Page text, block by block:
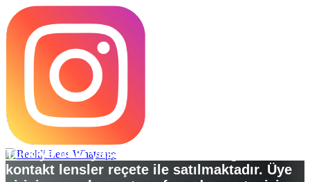
Türkiye’deki yasal düzenlemelere göre
kontakt lensler reçete ile satılmaktadır. Üye